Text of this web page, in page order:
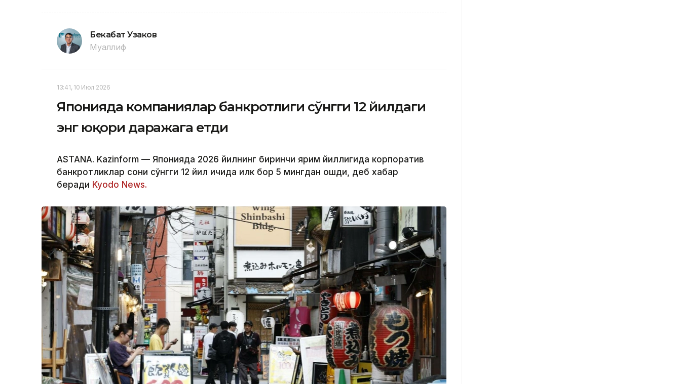
Бекабат Узаков
Муаллиф
13:41, 10 Июл 2026
Японияда компаниялар банкротлиги сўнгги 12 йилдаги
энг юқори даражага етди
ASTANA. Kazinform — Японияда 2026 йилнинг биринчи ярим йиллигида корпоратив
банкротликлар сони сўнгги 12 йил ичида илк бор 5 мингдан ошди, деб хабар
беради Kyodo News.